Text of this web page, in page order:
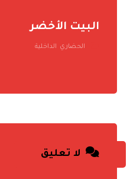
البيت الأخضر
الحضاري الداخلية
لا تعليق